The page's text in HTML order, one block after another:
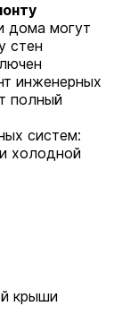
дома могут
стен
инженерных
полный
систем:
холодной
крыши